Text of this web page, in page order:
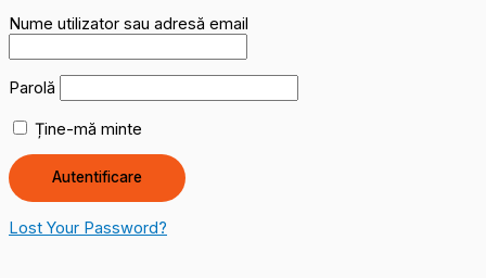
Nume utilizator sau adresă email
Parolă
Ține-mă minte
Lost Your Password?